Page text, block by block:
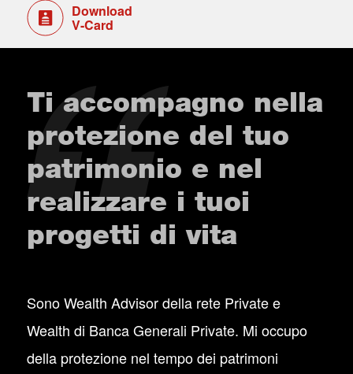
Download
V-Card
Ti accompagno nella
protezione del tuo
patrimonio e nel
realizzare i tuoi
progetti di vita
Sono Wealth Advisor della rete Private e
Wealth di Banca Generali Private. Mi occupo
della protezione nel tempo dei patrimoni